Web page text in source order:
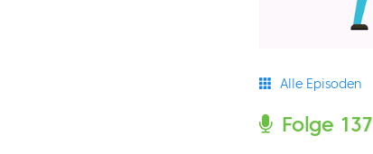
Alle Episoden
Folge 137